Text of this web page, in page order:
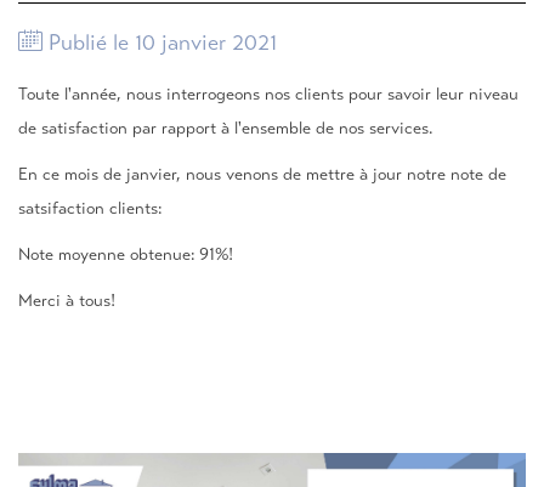
Publié le 10 janvier 2021
Toute l'année, nous interrogeons nos clients pour savoir leur niveau
de satisfaction par rapport à l'ensemble de nos services.
En ce mois de janvier, nous venons de mettre à jour notre note de
satsifaction clients:
Note moyenne obtenue: 91%!
Merci à tous!